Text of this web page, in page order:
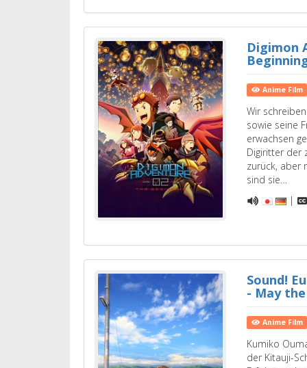
Digimon
Anime Film
Wir
sowie seine
erwachsen
Digiritter der
zurück, aber
sind sie…
|
Sound!
- May
Anime Film
Kumiko
der Kitauji-